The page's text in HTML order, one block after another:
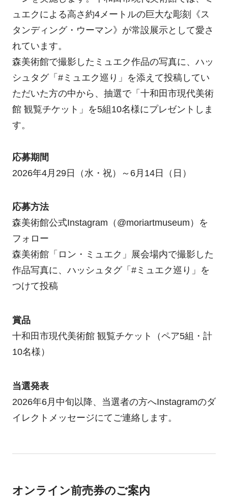
ュエクによる高さ約4メートルの巨大な彫刻《ス
タンディング・ウーマン》が常設展示として愛さ
れています。
森美術館で撮影したミュエク作品の写真に、ハッ
シュタグ「#ミュエク巡り」を添えて投稿してい
ただいた方の中から、抽選で「十和田市現代美術
館 観覧チケット」を5組10名様にプレゼントしま
す。
応募期間
2026年4月29日（水・祝）～6月14日（日）
応募方法
森美術館公式Instagram（@moriartmuseum）を
フォロー
森美術館「ロン・ミュエク」展会場内で撮影した
作品写真に、ハッシュタグ「#ミュエク巡り」を
つけて投稿
賞品
十和田市現代美術館 観覧チケット（ペア5組・計
10名様）
当選発表
2026年6月中旬以降、当選者の方へInstagramのダ
イレクトメッセージにてご連絡します。
オンライン前売券のご案内